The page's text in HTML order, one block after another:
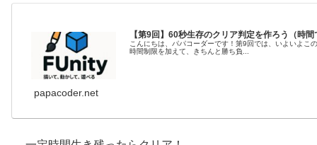
【第9回】60秒生存のクリア判定を作ろう（時
こんにちは、パパコーダーです！第9回では、いよいよこ
時間制限を加えて、きちんと勝ち負...
papacoder.net